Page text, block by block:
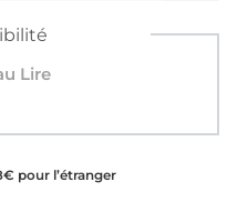
Lire
pour l’étranger